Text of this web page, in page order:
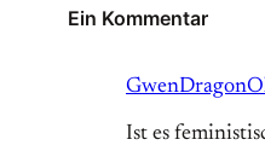
Ein Kommentar
GwenDragon
Ist es